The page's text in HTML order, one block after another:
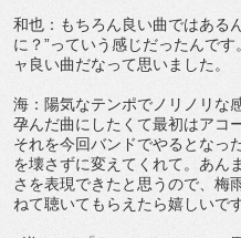
和也：もちろん良い曲ではある
に？”っていう感じだったんで
ャ良い曲だなって思いました。
海：陽気なテンポでノリノリな
孕んだ曲にしたくて最初はアコ
それを今回バンドでやるとなっ
を壊さずに変えてくれて。あん
さを表現できたと思うので、梅
ねて聴いてもらえたら嬉しいです